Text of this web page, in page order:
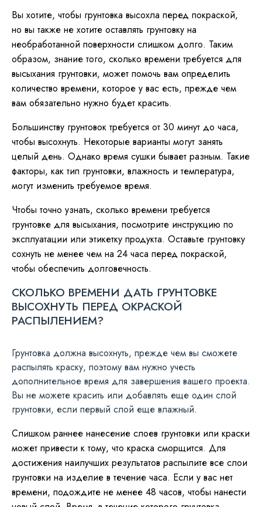
Вы хотите, чтобы грунтовка высохла перед покраской,
но вы также не хотите оставлять грунтовку на
необработанной поверхности слишком долго. Таким
образом, знание того, сколько времени требуется для
высыхания грунтовки, может помочь вам определить
количество времени, которое у вас есть, прежде чем
вам обязательно нужно будет красить.
Большинству грунтовок требуется от 30 минут до часа,
чтобы высохнуть. Некоторые варианты могут занять
целый день. Однако время сушки бывает разным. Такие
факторы, как тип грунтовки, влажность и температура,
могут изменить требуемое время.
Чтобы точно узнать, сколько времени требуется
грунтовке для высыхания, посмотрите инструкцию по
эксплуатации или этикетку продукта. Оставьте грунтовку
сохнуть не менее чем на 24 часа перед покраской,
чтобы обеспечить долговечность.
СКОЛЬКО ВРЕМЕНИ ДАТЬ ГРУНТОВКЕ
ВЫСОХНУТЬ ПЕРЕД ОКРАСКОЙ
РАСПЫЛЕНИЕМ?
Грунтовка должна высохнуть, прежде чем вы сможете
распылять краску, поэтому вам нужно учесть
дополнительное время для завершения вашего проекта.
Вы не можете красить или добавлять еще один слой
грунтовки, если первый слой еще влажный.
Слишком раннее нанесение слоев грунтовки или краски
может привести к тому, что краска сморщится. Для
достижения наилучших результатов распылите все слои
грунтовки на изделие в течение часа. Если у вас нет
времени, подождите не менее 48 часов, чтобы нанести